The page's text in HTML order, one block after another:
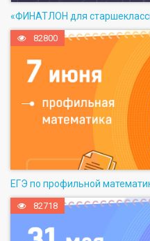
«ФИНАТЛОН для
82800
ЕГЭ по профильной
82718